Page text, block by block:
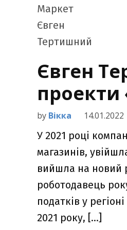
Євген
by Вікка 14.01.2022
У 2021 році
магазинів,
вийшла на новий
роботодавець
податків у
2021 року, […]